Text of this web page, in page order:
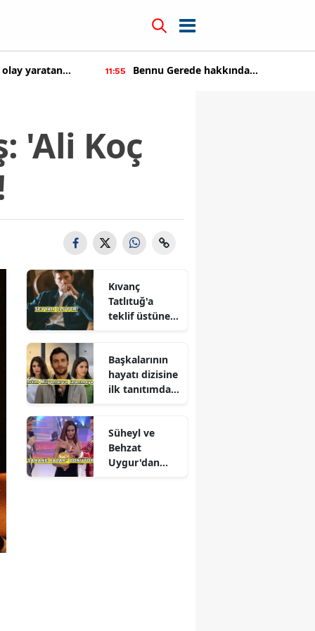
yaratan
11:55
Bennu Gerede hakkında
'Ali Koç
Kıvanç
Tatlıtuğ'a
teklif üstüne
Başkalarının
hayatı dizisine
ilk tanıtımdan
Süheyl ve
Behzat
Uygur'dan